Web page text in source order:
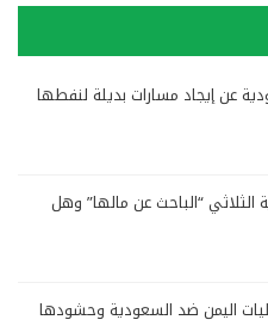
عن إيجاد مسارات بديلة لنفطها
“الباحث عن مالها” وهل
اليمن ضد السعودية وحشودها